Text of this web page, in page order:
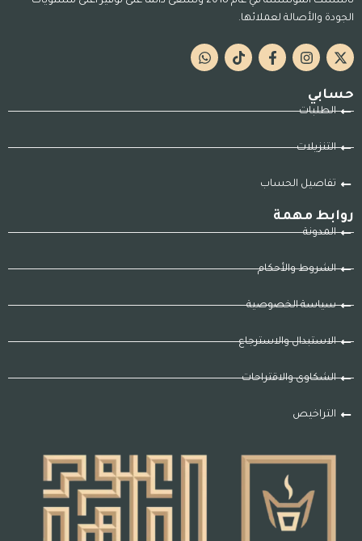
الجودة والأصالة لعملائها.
حسابي
الطلبات
التنزيلات
تفاصيل الحساب
روابط مهمة
المدونة
الشروط والأحكام
سياسة الخصوصية
الاستبدال والاسترجاع
الشكاوى والاقتراحات
التراخيص